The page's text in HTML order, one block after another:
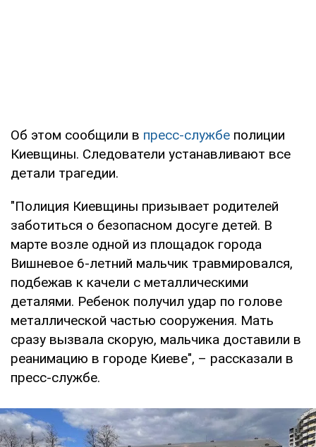
Об этом сообщили в пресс-службе полиции
Киевщины. Следователи устанавливают все
детали трагедии.
"Полиция Киевщины призывает родителей
заботиться о безопасном досуге детей. В
марте возле одной из площадок города
Вишневое 6-летний мальчик травмировался,
подбежав к качели с металлическими
деталями. Ребенок получил удар по голове
металлической частью сооружения. Мать
сразу вызвала скорую, мальчика доставили в
реанимацию в городе Киеве", – рассказали в
пресс-службе.